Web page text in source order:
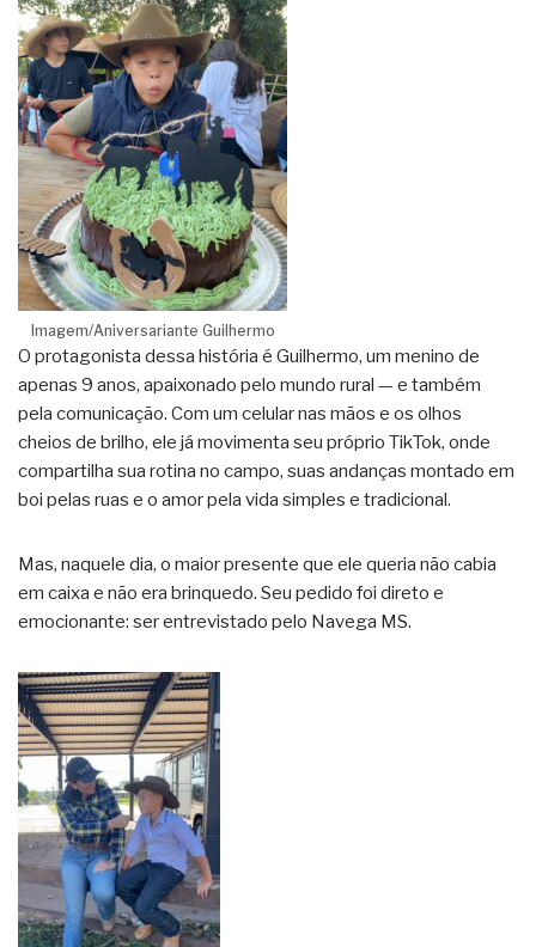
Imagem/Aniversariante Guilhermo
O protagonista dessa história é Guilhermo, um menino de
apenas 9 anos, apaixonado pelo mundo rural — e também
pela comunicação. Com um celular nas mãos e os olhos
cheios de brilho, ele já movimenta seu próprio TikTok, onde
compartilha sua rotina no campo, suas andanças montado em
boi pelas ruas e o amor pela vida simples e tradicional.
Mas, naquele dia, o maior presente que ele queria não cabia
em caixa e não era brinquedo. Seu pedido foi direto e
emocionante: ser entrevistado pelo Navega MS.